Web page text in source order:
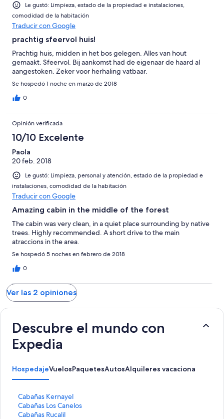
Le gustó: Limpieza, estado de la propiedad e instalaciones,
comodidad de la habitación
Traducir con Google
prachtig sfeervol huis!
Prachtig huis, midden in het bos gelegen. Alles van hout
gemaakt. Sfeervol. Bij aankomst had de eigenaar de haard al
aangestoken. Zeker voor herhaling vatbaar.
Se hospedó 1 noche en marzo de 2018
0
Opinión verificada
10/10 Excelente
Paola
20 feb. 2018
Le gustó: Limpieza, personal y atención, estado de la propiedad e
instalaciones, comodidad de la habitación
Traducir con Google
Amazing cabin in the middle of the forest
The cabin was very clean, in a quiet place surrounding by native
trees. Highly recommended. A short drive to the main
atraccions in the area.
Se hospedó 5 noches en febrero de 2018
0
Ver las 2 opiniones
Descubre el mundo con
Expedia
HospedajeVuelosPaquetesAutosAlquileres vacacionales
Cabañas Kernayel
E
n
l
Cabañas Los Canelos
E
n
Cabañas Rucalil
E